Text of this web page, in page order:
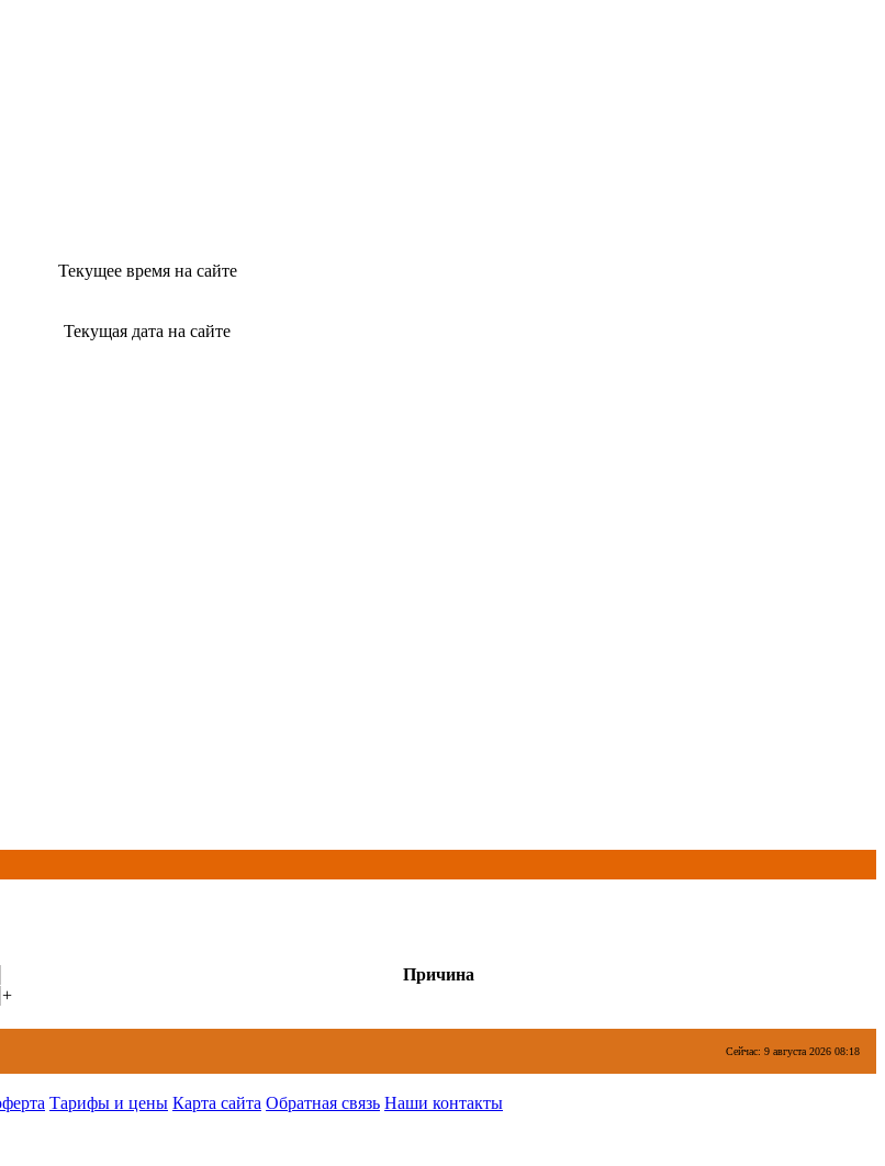
Текущее время на сайте
Текущая дата на сайте
Причина
+
Сейчас: 9 августа 2026 08:18
Тарифы и цены Карта сайта Обратная связь Наши контакты